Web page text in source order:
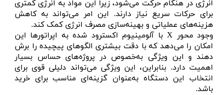
انرژی در هنگام حرکت می‌شود، زیرا این مواد به انرژی کمتری
برای حرکات سریع نیاز دارند. این امر می‌تواند به کاهش
هزینه‌های عملیاتی و بهینه‌سازی مصرف انرژی کمک کند.
وجود محور X با آلومینیوم اکسترود شده به اپراتورها این
امکان را می‌دهد که با دقت بیشتری الگوهای پیچیده را برش
دهند و این ویژگی به‌خصوص در پروژه‌های حساس بسیار
اهمیت دارد. بنابراین، این ویژگی می‌تواند دلیلی قوی برای
انتخاب این دستگاه به‌عنوان گزینه‌ای مناسب برای خرید
باشد.